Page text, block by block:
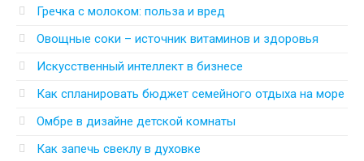
Гречка с молоком: польза и вред
Овощные соки – источник витаминов и здоровья
Искусственный интеллект в бизнесе
Как спланировать бюджет семейного отдыха на море
Омбре в дизайне детской комнаты
Как запечь свеклу в духовке